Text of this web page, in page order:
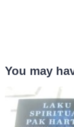
You may